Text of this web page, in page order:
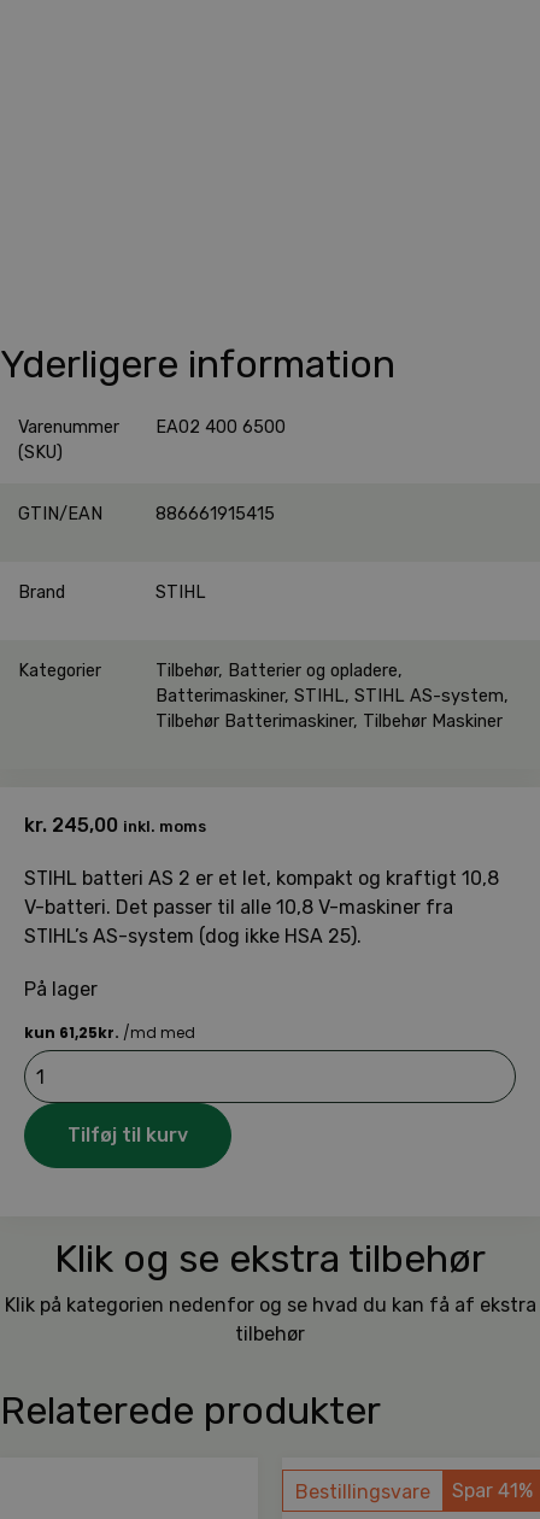
Yderligere information
Varenummer
(SKU)
EA02 400 6500
GTIN/EAN 886661915415
Brand STIHL
Kategorier Tilbehør, Batterier og opladere,
Batterimaskiner, STIHL, STIHL AS-system,
Tilbehør Batterimaskiner, Tilbehør Maskiner
kr. 245,00 inkl. moms
STIHL batteri AS 2 er et let, kompakt og kraftigt 10,8
V-batteri. Det passer til alle 10,8 V-maskiner fra
STIHL’s AS-system (dog ikke HSA 25).
På lager
STIHL
batteri
AS
2
antalTilføj til kurv
Klik og se ekstra tilbehør
Klik på kategorien nedenfor og se hvad du kan få af ekstra
tilbehør
Relaterede produkter
Spar 41%
Bestillingsvare